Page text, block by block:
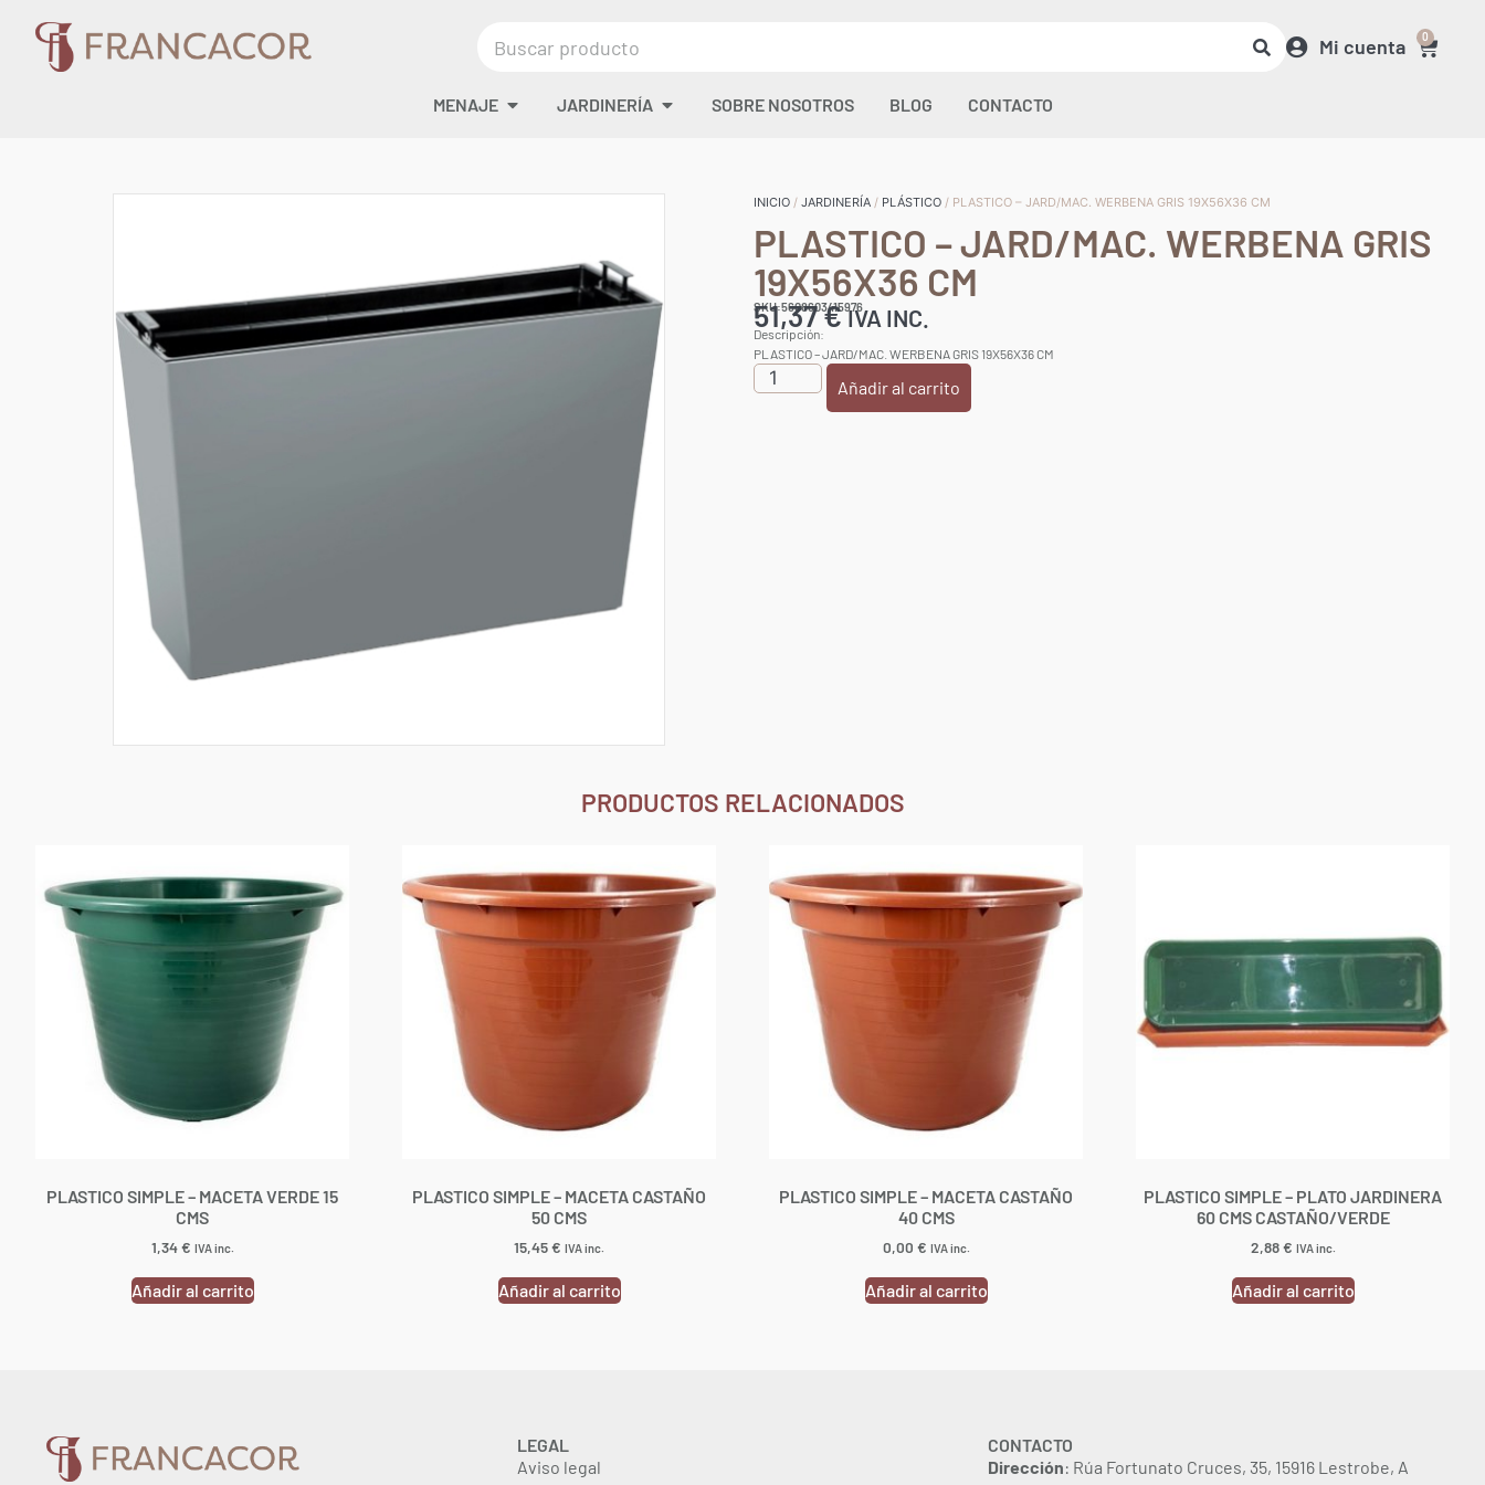
Mi cuenta 0
MENAJE JARDINERÍA SOBRE NOSOTROS BLOG CONTACTO
INICIO / JARDINERÍA / PLÁSTICO / PLASTICO – JARD/MAC. WERBENA GRIS 19X56X36 CM
PLASTICO – JARD/MAC. WERBENA GRIS
19X56X36 CM
SKU:5608603415976
51,37€IVA INC.
Descripción:
PLASTICO – JARD/MAC. WERBENA GRIS 19X56X36 CM
Añadir al carrito
PRODUCTOS RELACIONADOS
PLASTICO SIMPLE – MACETA VERDE 15
CMS
1,34€ IVA inc.
Añadir al carrito
PLASTICO SIMPLE – MACETA CASTAÑO
50 CMS
15,45€ IVA inc.
Añadir al carrito
PLASTICO SIMPLE – MACETA CASTAÑO
40 CMS
0,00 € IVA inc.
Añadir al carrito
PLASTICO SIMPLE – PLATO JARDINERA
60 CMS CASTAÑO/VERDE
2,88€ IVA inc.
Añadir al carrito
LEGAL
Aviso legal
CONTACTO
Dirección: Rúa Fortunato Cruces, 35, 15916 Lestrobe, A